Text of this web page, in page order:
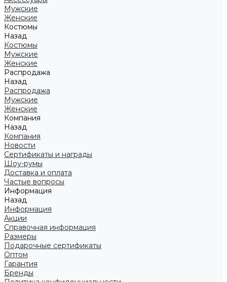
Мужские
Женские
Костюмы
Назад
Костюмы
Мужские
Женские
Распродажа
Назад
Распродажа
Мужские
Женские
Компания
Назад
Компания
Новости
Сертификаты и награды
Шоу-румы
Доставка и оплата
Частые вопросы
Информация
Назад
Информация
Акции
Справочная информация
Размеры
Подарочные сертификаты
Оптом
Гарантия
Бренды